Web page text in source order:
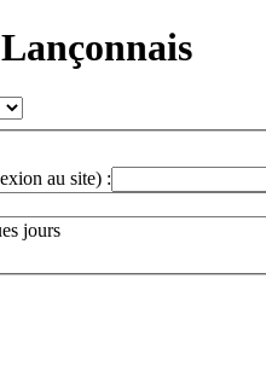
au site) :
jours